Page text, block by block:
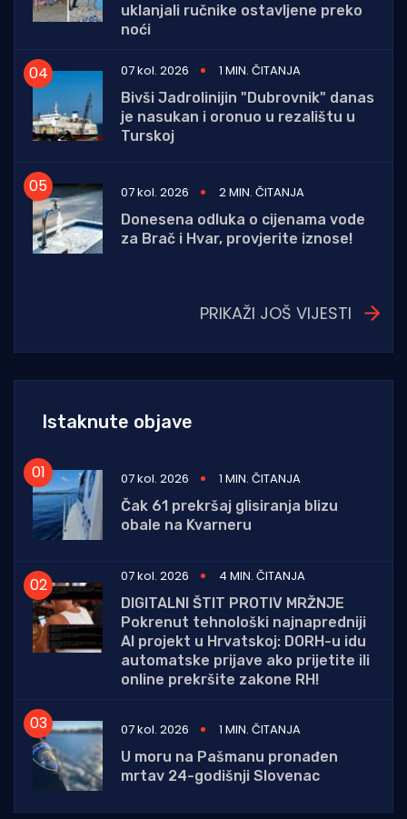
uklanjali ručnike ostavljene preko
noći
07 kol. 2026
1 MIN. ČITANJA
Bivši Jadrolinijin "Dubrovnik" danas
je nasukan i oronuo u rezalištu u
Turskoj
07 kol. 2026
2 MIN. ČITANJA
Donesena odluka o cijenama vode
za Brač i Hvar, provjerite iznose!
PRIKAŽI JOŠ VIJESTI
Istaknute objave
07 kol. 2026
1 MIN. ČITANJA
Čak 61 prekršaj glisiranja blizu
obale na Kvarneru
07 kol. 2026
4 MIN. ČITANJA
DIGITALNI ŠTIT PROTIV MRŽNJE
Pokrenut tehnološki najnapredniji
AI projekt u Hrvatskoj: DORH-u idu
automatske prijave ako prijetite ili
online prekršite zakone RH!
07 kol. 2026
1 MIN. ČITANJA
U moru na Pašmanu pronađen
mrtav 24-godišnji Slovenac